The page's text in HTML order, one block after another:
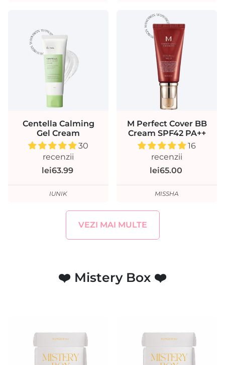
Centella Calming
Gel Cream
30
recenzii
lei63.99
IUNIK
M Perfect Cover BB
Cream SPF42 PA++
16
recenzii
lei65.00
MISSHA
VEZI MAI MULTE
❤️ Mistery Box ❤️